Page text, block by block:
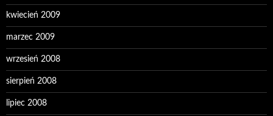
kwiecień 2009
marzec 2009
wrzesień 2008
sierpień 2008
lipiec 2008